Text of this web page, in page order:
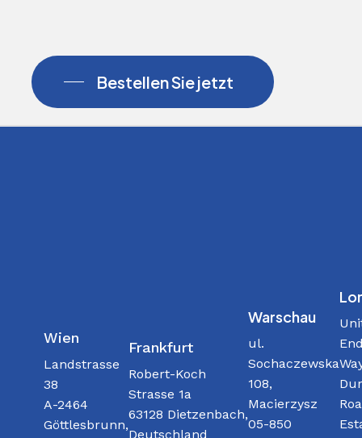
Bestellen Sie jetzt
Wien
Landstrasse
38
A-2464
Göttlesbrunn,
Frankfurt
Robert-Koch
Strasse 1a
63128 Dietzenbach,
Deutschland
Warschau
ul.
Sochaczewska
108,
Macierzysz
05-850